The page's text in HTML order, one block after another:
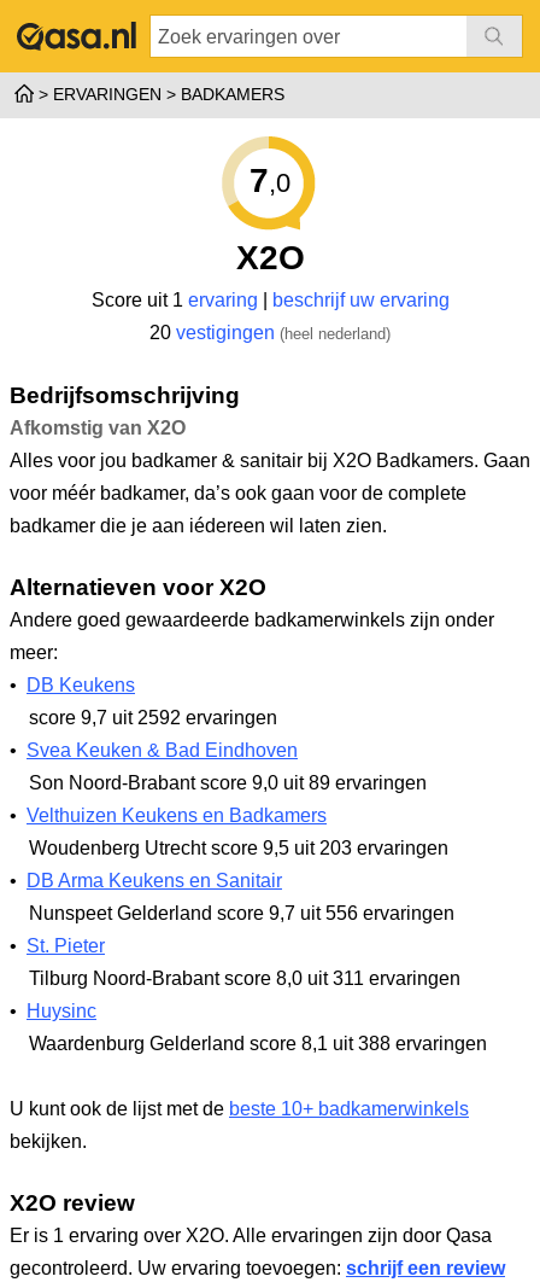
ERVARINGEN BADKAMERS
7,0
X2O
Score uit 1 ervaring
beschrijf uw ervaring
20 vestigingen (heel nederland)
Bedrijfsomschrijving
Afkomstig van X2O
Alles voor jou badkamer & sanitair bij X2O Badkamers. Gaan
voor méér badkamer, da’s ook gaan voor de complete
badkamer die je aan iédereen wil laten zien.
Alternatieven voor X2O
Andere goed gewaardeerde badkamerwinkels zijn onder
meer:
•
DB Keukens
score 9,7 uit 2592 ervaringen
• Svea Keuken & Bad Eindhoven
Son Noord-Brabantscore 9,0 uit 89 ervaringen
• Velthuizen Keukens en Badkamers
Woudenberg Utrechtscore 9,5 uit 203 ervaringen
•
DB Arma Keukens en Sanitair
Nunspeet Gelderland score 9,7 uit 556 ervaringen
• St. Pieter
Tilburg Noord-Brabantscore 8,0 uit 311 ervaringen
•
Huysinc
Waardenburg Gelderland score 8,1 uit 388 ervaringen
U kunt ook de lijst met de beste 10+ badkamerwinkels
bekijken.
X2O review
Er is 1 ervaring over X2O. Alle ervaringen zijn door Qasa
gecontroleerd. Uw ervaring toevoegen: schrijf een review